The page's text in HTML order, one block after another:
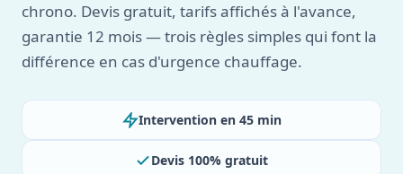
chrono. Devis gratuit, tarifs affichés à l'avance,
garantie 12 mois — trois règles simples qui font la
différence en cas d'urgence chauffage.
Intervention en 45 min
Devis 100% gratuit